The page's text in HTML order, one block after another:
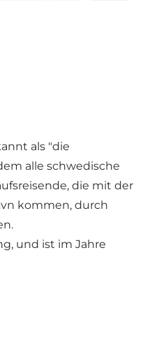
als "die
alle schwedische
die mit der
kommen, durch
und ist im Jahre